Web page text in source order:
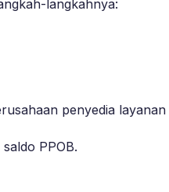
langkahnya:
penyedia layanan
PPOB.